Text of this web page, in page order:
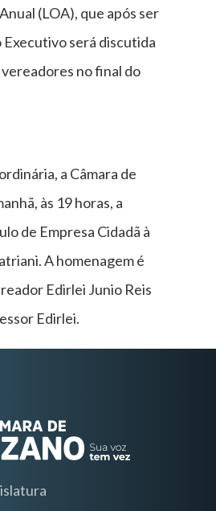
(LOA), que após ser
Executivo será discutida
no final do
a Câmara de
às 19 horas, a
de Empresa Cidadã à
A homenagem é
Edirlei Junio Reis
Edirlei.